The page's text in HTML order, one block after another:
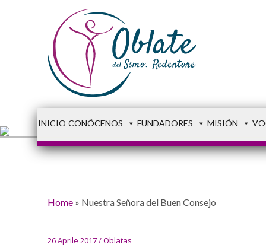
INICIO CONÓCENOS FUNDADORES MISIÓN
Home» Nuestra Señora del Buen Consejo
26 Aprile 2017 / Oblatas